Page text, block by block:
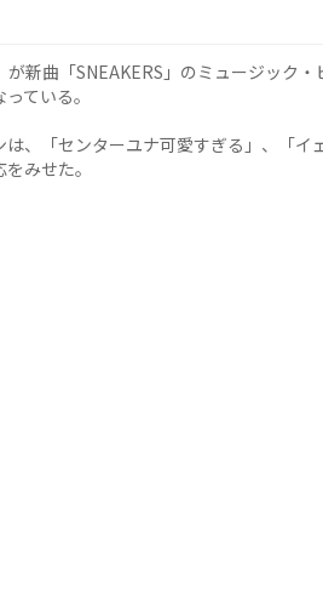
が新曲「SNEAKERS」のミュージック
ている。
は、「センターユナ可愛すぎる」、「
みせた。